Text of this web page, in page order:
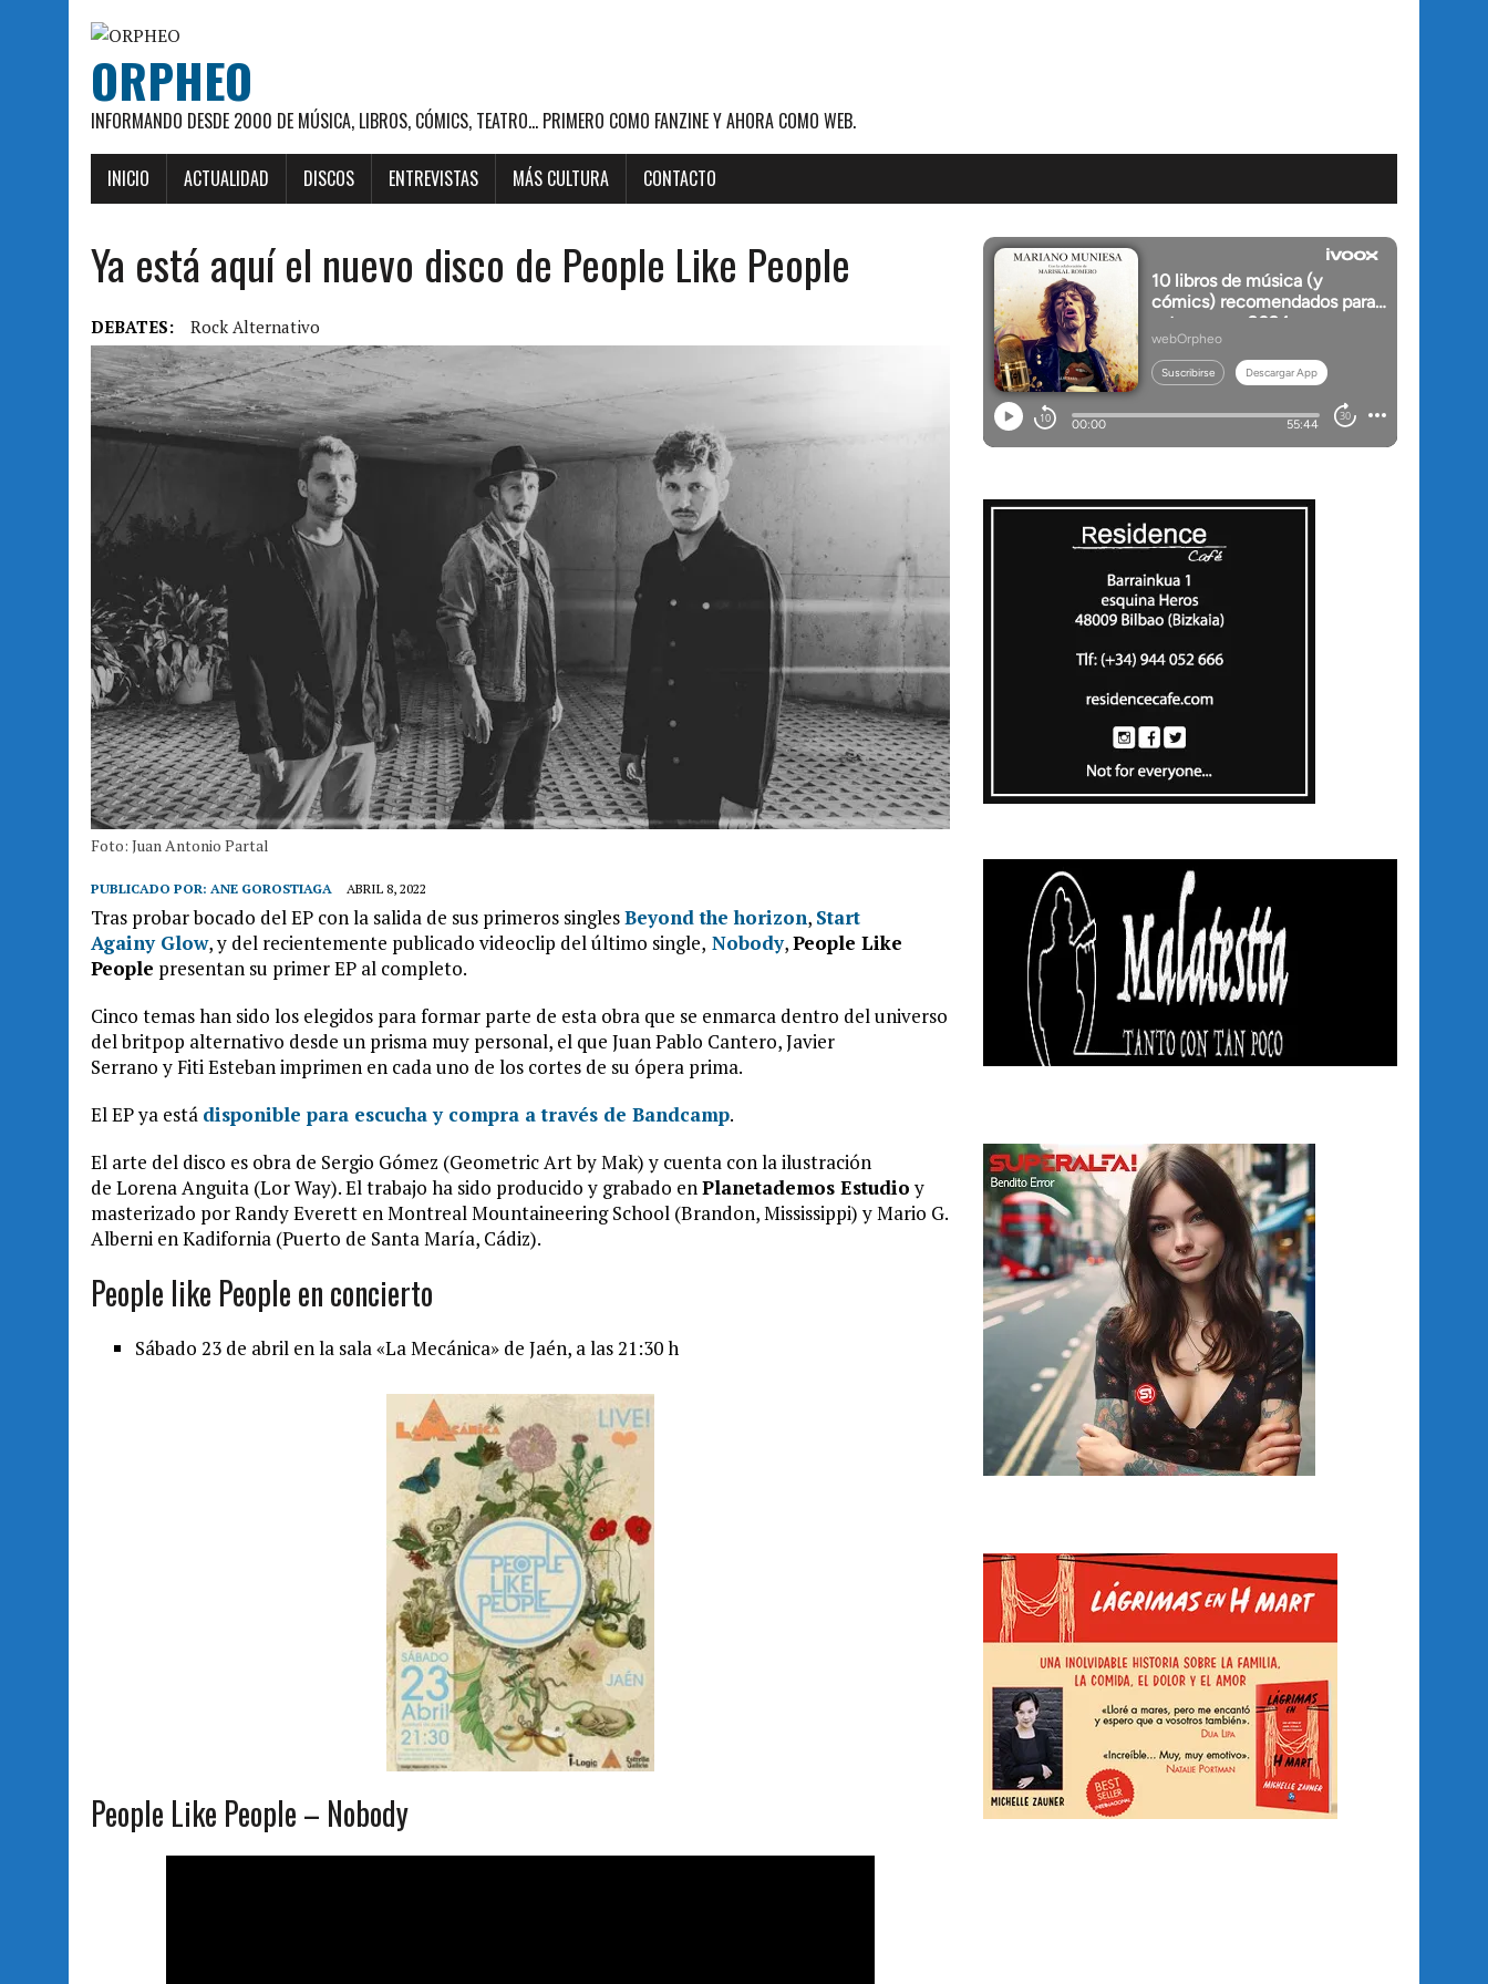
ORPHEO
INFORMANDO DESDE 2000 DE MÚSICA, LIBROS, CÓMICS, TEATRO... PRIMERO COMO FANZINE Y AHORA COMO WEB.
INICIO ACTUALIDAD DISCOS ENTREVISTAS MÁS CULTURA CONTACTO
Ya está aquí el nuevo disco de People Like People
DEBATES: Rock Alternativo
Foto: Juan Antonio Partal
PUBLICADO POR: ANE GOROSTIAGA ABRIL 8, 2022
Tras probar bocado del EP con la salida de sus primeros singlesBeyond the horizon, Start
Againy Glow, y del recientemente publicado videoclip del último single, Nobody,People Like
People presentan su primer EP al completo.
Cinco temas han sido los elegidos para formar parte de esta obra que se enmarca dentro del universo
del britpop alternativo desde un prisma muy personal, el que Juan Pablo Cantero, Javier
Serrano y Fiti Esteban imprimen en cada uno de los cortes de su ópera prima.
El EP ya está disponible para escucha y compra a través de Bandcamp.
El arte del disco es obra de Sergio Gómez (Geometric Art by Mak) y cuenta con la ilustración
de Lorena Anguita (Lor Way). El trabajo ha sido producido y grabado enPlanetademos Estudioy
masterizado por Randy Everett en Montreal Mountaineering School (Brandon, Mississippi) y Mario G.
Alberni en Kadifornia (Puerto de Santa María, Cádiz).
People like People en concierto
Sábado 23 de abril en la sala «La Mecánica» de Jaén, a las 21:30 h
People Like People – Nobody